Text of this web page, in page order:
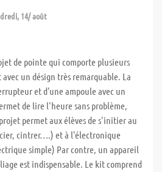
14/ août
de pointe qui comporte plusieurs
un désign très remarquable. La
et d'une ampoule avec un
de lire l'heure sans problème,
permet aux élèves de s'initier au
cintrer….) et à l'électronique
simple) Par contre, un appareil
est indispensable. Le kit comprend